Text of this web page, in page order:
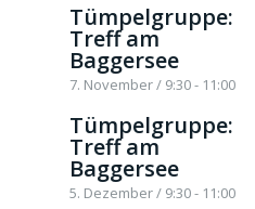
Tümpelgruppe:
Treff am
Baggersee
7. November / 9:30- 11:00
Tümpelgruppe:
Treff am
Baggersee
5. Dezember / 9:30- 11:00